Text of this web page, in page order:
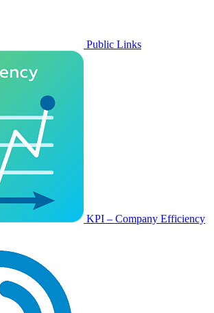
Public Links
KPI – Company Efficiency